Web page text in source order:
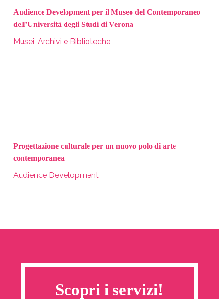
Audience Development per il Museo del Contemporaneo
dell’Università degli Studi di Verona
Musei, Archivi e Biblioteche
Progettazione culturale per un nuovo polo di arte
contemporanea
Audience Development
Scopri i servizi!